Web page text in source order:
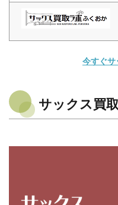
今すぐ
サックス買